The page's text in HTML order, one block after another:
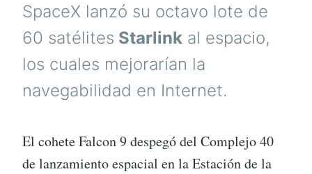
SpaceX lanzó su octavo lote de
60 satélites Starlink al espacio,
los cuales mejorarían la
navegabilidad en Internet.
El cohete Falcon 9 despegó del Complejo 40
de lanzamiento espacial en la Estación de la